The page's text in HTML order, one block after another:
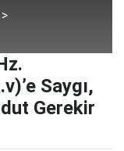
Saygı,
Gerekir